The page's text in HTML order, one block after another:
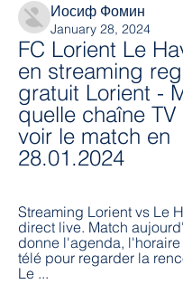
Иосиф Фомин
January 28, 2024
FC Lorient Le
en streaming
gratuit Lorient -
quelle chaîne TV
voir le match en
28.01.2024
Streaming Lorient vs Le
direct live. Match
donne l'agenda,
télé pour regarder la
Le ...